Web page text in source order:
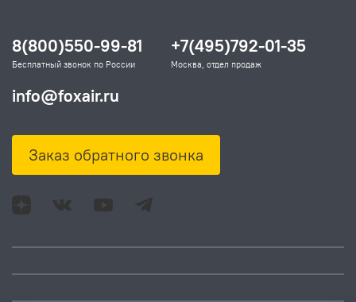
8(800)550-99-81
Бесплатный звонок по России
+7(495)792-01-35
Москва, отдел продаж
info@foxair.ru
Заказ обратного звонка